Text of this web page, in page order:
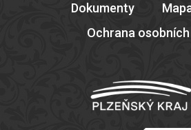
Dokumenty
Ochrana